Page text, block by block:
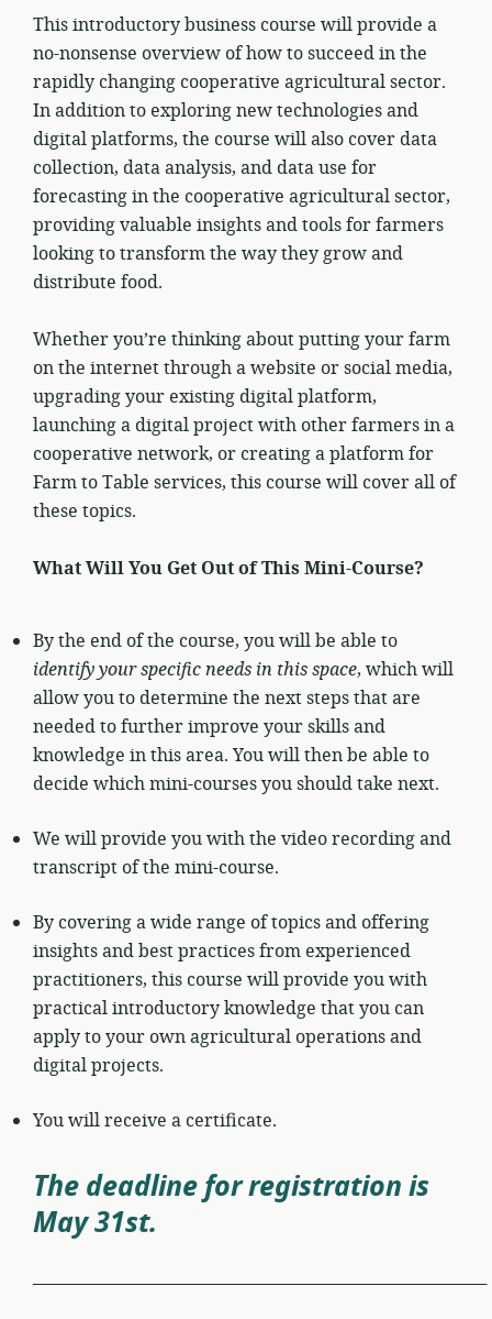
This introductory business course will provide a
no-nonsense overview of how to succeed in the
rapidly changing cooperative agricultural sector.
In addition to exploring new technologies and
digital platforms, the course will also cover data
collection, data analysis, and data use for
forecasting in the cooperative agricultural sector,
providing valuable insights and tools for farmers
looking to transform the way they grow and
distribute food.
Whether you’re thinking about putting your farm
on the internet through a website or social media,
upgrading your existing digital platform,
launching a digital project with other farmers in a
cooperative network, or creating a platform for
Farm to Table services, this course will cover all of
these topics.
What Will You Get Out of This Mini-Course?
By the end of the course, you will be able to
identify your specific needs in this space, which will
allow you to determine the next steps that are
needed to further improve your skills and
knowledge in this area. You will then be able to
decide which mini-courses you should take next.
We will provide you with the video recording and
transcript of the mini-course.
By covering a wide range of topics and offering
insights and best practices from experienced
practitioners, this course will provide you with
practical introductory knowledge that you can
apply to your own agricultural operations and
digital projects.
You will receive a certificate.
The deadline for registration is
May 31st.